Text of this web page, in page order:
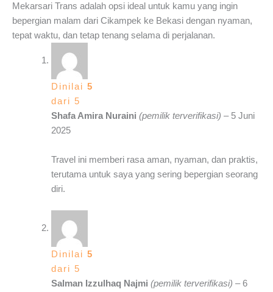
Mekarsari Trans adalah opsi ideal untuk kamu yang ingin
bepergian malam dari Cikampek ke Bekasi dengan nyaman,
tepat waktu, dan tetap tenang selama di perjalanan.
Dinilai 5
dari 5
Shafa Amira Nuraini (pemilik terverifikasi) – 5 Juni
2025
Travel ini memberi rasa aman, nyaman, dan praktis,
terutama untuk saya yang sering bepergian seorang
diri.
Dinilai 5
dari 5
Salman Izzulhaq Najmi (pemilik terverifikasi) – 6